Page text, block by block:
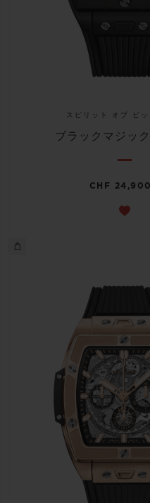
スピリット オブ ビッ
ブラックマジッ
CHF 24,900